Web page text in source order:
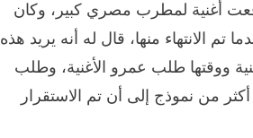
رفعت أغنية لمطرب مصري كبير، وكان
الانتهاء منها، قال له أنه يريد هذه
ووقتها طلب عمرو الأغنية، وطلب
من نموذج إلى أن تم الاستقرار